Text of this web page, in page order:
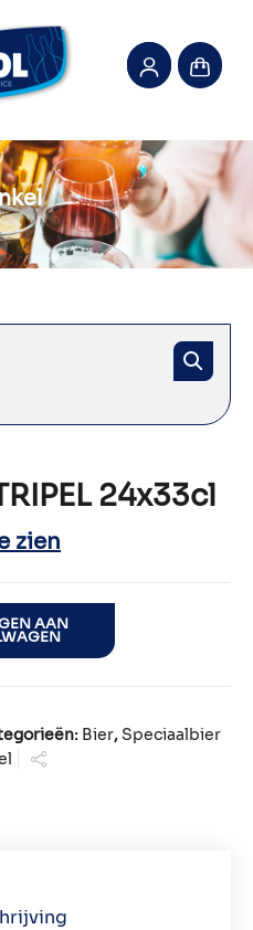
24x33cl
zien
aantal
AAN
Bier, Speciaalbier